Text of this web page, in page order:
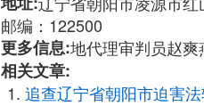
邮编：122500
更多信息:地代理审判员赵
相关文章:
追查辽宁省朝阳市迫害